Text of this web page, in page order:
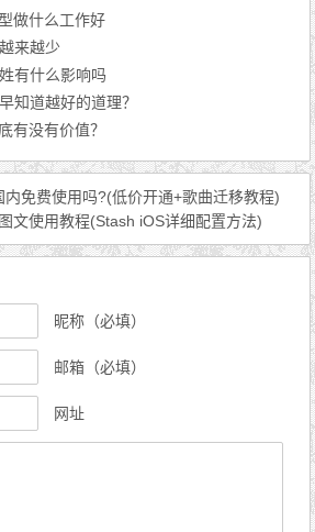
做什么工作好
来越少
有什么影响吗
知道越好的道理？
有没有价值？
内免费使用吗?(低价开通+歌曲迁移教程)
文使用教程(Stash iOS详细配置方法)
昵称（必填）
邮箱（必填）
网址